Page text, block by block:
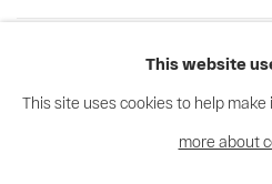
This website
This site uses cookies to help
more about